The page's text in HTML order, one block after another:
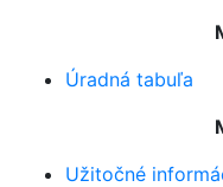
Úradná tabuľa
Užitočné